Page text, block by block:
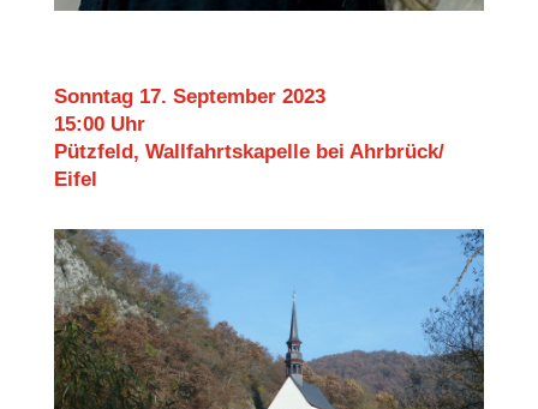
Sonntag 17. September 2023
15:00 Uhr
Pützfeld, Wallfahrtskapelle bei Ahrbrück/
Eifel